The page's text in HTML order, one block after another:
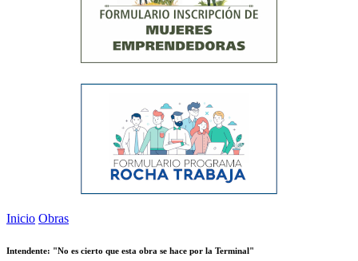
Inicio Obras
Intendente: "No es cierto que esta obra se hace por la Terminal"